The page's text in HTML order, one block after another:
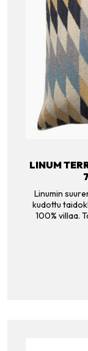
LINUM
Linumin
kudottu
100% villaa.